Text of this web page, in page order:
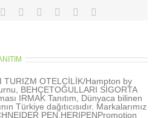
Reddit LinkedIn
TumblrPinterest
TURIZM OTELCİLİK/Hampton by
BEHÇETOĞULLARI SİGORTA
IRMAK Tanıtım, Dünyaca bilinen
Türkiye dağıtıcısıdır. Markalarımız
PEN,HERIPENPromotion